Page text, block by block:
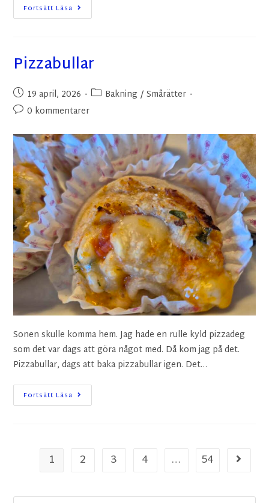
Fortsätt Läsa
Pizzabullar
19 april, 2026 Bakning / Smårätter
0 kommentarer
Sonen skulle komma hem. Jag hade en rulle kyld pizzadeg
som det var dags att göra något med. Då kom jag på det.
Pizzabullar, dags att baka pizzabullar igen. Det…
Fortsätt Läsa
1 2 3 4 … 54